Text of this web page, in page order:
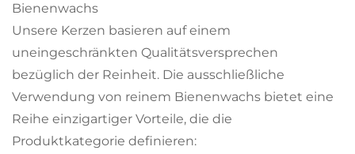
Bienenwachs
Unsere Kerzen basieren auf einem
uneingeschränkten Qualitätsversprechen
bezüglich der Reinheit. Die ausschließliche
Verwendung von reinem Bienenwachs bietet eine
Reihe einzigartiger Vorteile, die die
Produktkategorie definieren: